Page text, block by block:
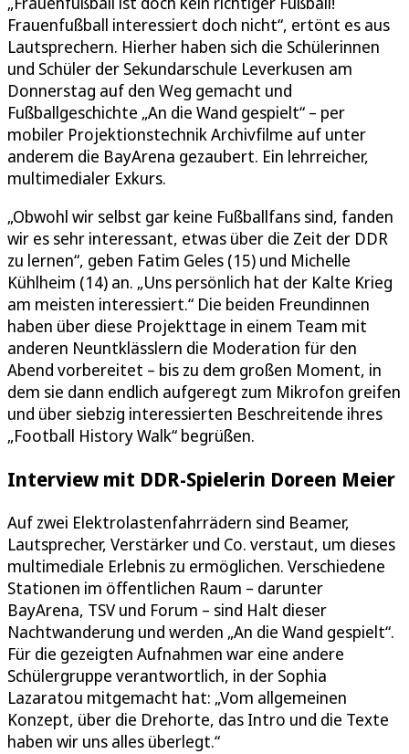
Frauenfußball interessiert doch nicht“, ertönt es aus
Lautsprechern. Hierher haben sich die Schülerinnen
und Schüler der Sekundarschule Leverkusen am
Donnerstag auf den Weg gemacht und
Fußballgeschichte „An die Wand gespielt“ – per
mobiler Projektionstechnik Archivfilme auf unter
anderem die BayArena gezaubert. Ein lehrreicher,
multimedialer Exkurs.
„Obwohl wir selbst gar keine Fußballfans sind, fanden
wir es sehr interessant, etwas über die Zeit der DDR
zu lernen“, geben Fatim Geles (15) und Michelle
Kühlheim (14) an. „Uns persönlich hat der Kalte Krieg
am meisten interessiert.“ Die beiden Freundinnen
haben über diese Projekttage in einem Team mit
anderen Neuntklässlern die Moderation für den
Abend vorbereitet – bis zu dem großen Moment, in
dem sie dann endlich aufgeregt zum Mikrofon greifen
und über siebzig interessierten Beschreitende ihres
„Football History Walk“ begrüßen.
Interview mit DDR-Spielerin Doreen Meier
Auf zwei Elektrolastenfahrrädern sind Beamer,
Lautsprecher, Verstärker und Co. verstaut, um dieses
multimediale Erlebnis zu ermöglichen. Verschiedene
Stationen im öffentlichen Raum – darunter
BayArena, TSV und Forum – sind Halt dieser
Nachtwanderung und werden „An die Wand gespielt“.
Für die gezeigten Aufnahmen war eine andere
Schülergruppe verantwortlich, in der Sophia
Lazaratou mitgemacht hat: „Vom allgemeinen
Konzept, über die Drehorte, das Intro und die Texte
haben wir uns alles überlegt.“